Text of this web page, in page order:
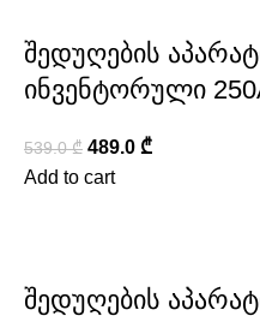
შედუღების
ინვენტორული
539.0₾ 489.0 ₾
Add to cart
შედუღების